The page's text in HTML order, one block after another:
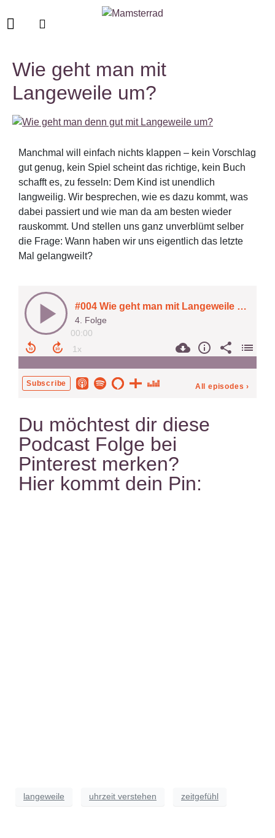
Wie geht man mit
Langeweile um?
Manchmal will einfach nichts klappen – kein Vorschlag
gut genug, kein Spiel scheint das richtige, kein Buch
schafft es, zu fesseln: Dem Kind ist unendlich
langweilig. Wir besprechen, wie es dazu kommt, was
dabei passiert und wie man da am besten wieder
rauskommt. Und stellen uns ganz unverblümt selber
die Frage: Wann haben wir uns eigentlich das letzte
Mal gelangweilt?
Du möchtest dir diese
Podcast Folge bei
Pinterest merken?
Hier kommt dein Pin:
langeweile uhrzeit verstehen zeitgefühl